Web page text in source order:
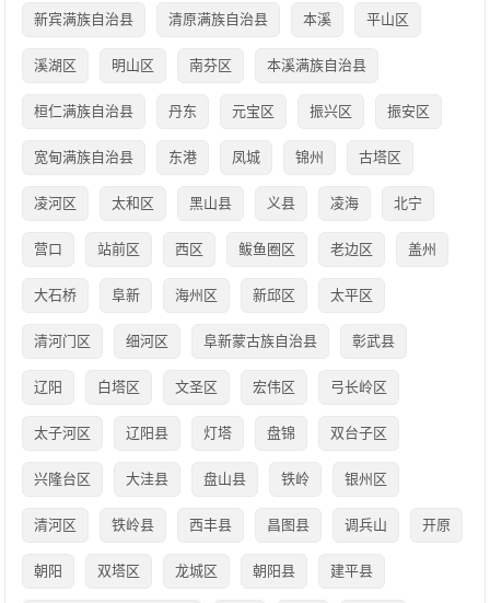
新宾满族自治县 清原满族自治县 本溪 平山区
溪湖区 明山区 南芬区 本溪满族自治县
桓仁满族自治县 丹东 元宝区 振兴区 振安区
宽甸满族自治县 东港 凤城 锦州 古塔区
凌河区 太和区 黑山县 义县 凌海 北宁
营口 站前区 西区 鲅鱼圈区 老边区 盖州
大石桥 阜新 海州区 新邱区 太平区
清河门区 细河区 阜新蒙古族自治县 彰武县
辽阳 白塔区 文圣区 宏伟区 弓长岭区
太子河区 辽阳县 灯塔 盘锦 双台子区
兴隆台区 大洼县 盘山县 铁岭 银州区
清河区 铁岭县 西丰县 昌图县 调兵山 开原
朝阳 双塔区 龙城区 朝阳县 建平县